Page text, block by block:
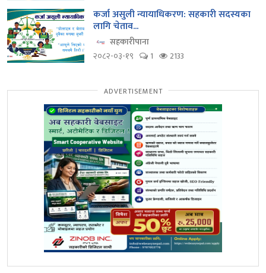
कर्जा असुली न्यायाधिकरण: सहकारी सदस्यका
लागि चेताव...
सहकारीपाना
२०८२-०३-१९
1 2133
ADVERTISEMENT